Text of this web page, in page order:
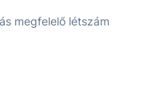
megfelelő létszám